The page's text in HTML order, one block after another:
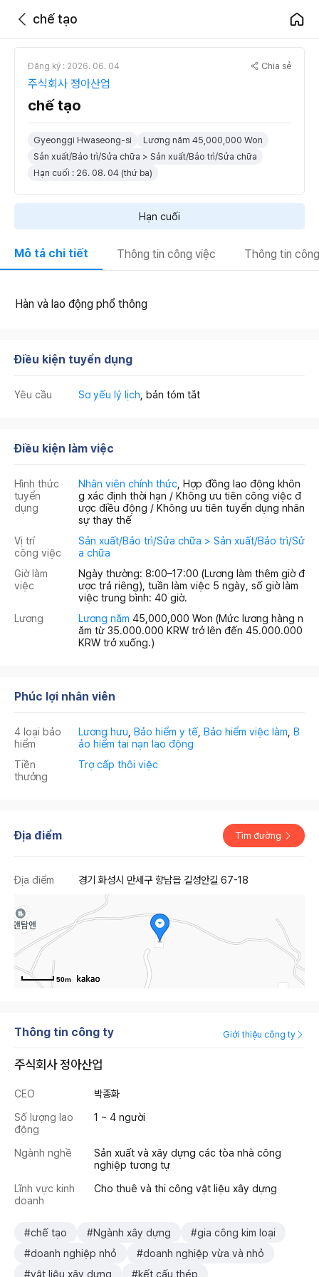
chế tạo
Đăng ký : 2026. 06. 04 Chia sẻ
주식회사 정아산업
chế tạo
Gyeonggi Hwaseong-si
Lương năm 45,000,000 Won
Sản xuất/Bảo trì/Sửa chữa > Sản xuất/Bảo trì/Sửa chữa
Hạn cuối : 26. 08. 04 (thứ ba)
Hạn cuối
Mô tả chi tiết Thông tin công việc Thông tin
Hàn và lao động phổ thông
Điều kiện tuyển dụng
Yêu cầu Sơ yếu lý lịch , bản tóm tắt
Điều kiện làm việc
Hình thức
tuyển
dụng
Nhân viên chính thức , Hợp đồng lao động khôn
g xác định thời hạn / Không ưu tiên công việc đ
ược điều động / Không ưu tiên tuyển dụng nhân
sự thay thế
Vị trí
công việc
Sản xuất/Bảo trì/Sửa chữa > Sản xuất/Bảo trì/Sử
a chữa
Giờ làm
việc
Ngày thường: 8:00–17:00 (Lương làm thêm giờ đ
ược trả riêng), tuần làm việc 5 ngày, số giờ làm
việc trung bình: 40 giờ.
Lương
Lương năm 45,000,000 Won (Mức lương hàng n
ăm từ 35.000.000 KRW trở lên đến 45.000.000
KRW trở xuống.)
Phúc lợi nhân viên
4 loại bảo
hiểm
Lương hưu Bảo hiểm y tế Bảo hiểm việc làm B
ảo hiểm tai nạn lao động
Tiền
thưởng
Trợ cấp thôi việc
Địa điểm Tìm đường
Địa điểm 경기 화성시 만세구 향남읍 길성안길 67-18
50m
Thông tin công ty Giới thiệu công ty
주식회사 정아산업
CEO
박종화
Số lượng lao
động
1 ~ 4 người
Ngành nghề
Sản xuất và xây dựng các tòa nhà công
nghiệp tương tự
Lĩnh vực kinh
doanh
Cho thuê và thi công vật liệu xây dựng
#chế tạo #Ngành xây dựng
#gia công kim loại
#doanh nghiệp nhỏ
#doanh nghiệp vừa và nhỏ
#vật liệu xây dựng
#kết cấu thép